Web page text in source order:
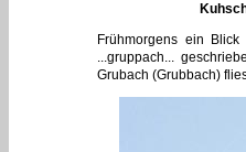
Frühmorgens ein
...gruppach...
Grubach (Grubbach)